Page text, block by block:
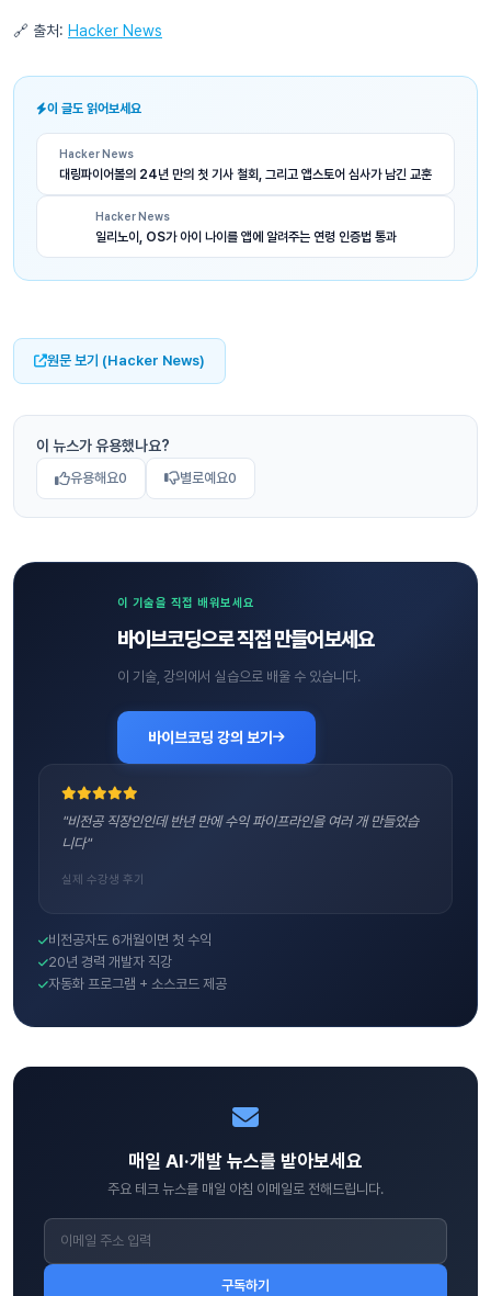
🔗 출처: Hacker News
이 글도 읽어보세요
Hacker News
대링파이어볼의 24년 만의 첫 기사 철회, 그리고 앱스토어 심사가 남긴 교훈
Hacker News
일리노이, OS가 아이 나이를 앱에 알려주는 연령 인증법 통과
원문 보기 (Hacker News)
이 뉴스가 유용했나요?
유용해요0 별로예요0
이 기술을 직접 배워보세요
바이브코딩으로 직접 만들어보세요
이 기술, 강의에서 실습으로 배울 수 있습니다.
바이브코딩 강의 보기
"비전공 직장인인데 반년 만에 수익 파이프라인을 여러 개 만들었습
니다"
실제 수강생 후기
비전공자도 6개월이면 첫 수익
20년 경력 개발자 직강
자동화 프로그램 + 소스코드 제공
매일 AI·개발 뉴스를 받아보세요
주요 테크 뉴스를 매일 아침 이메일로 전해드립니다.
구독하기